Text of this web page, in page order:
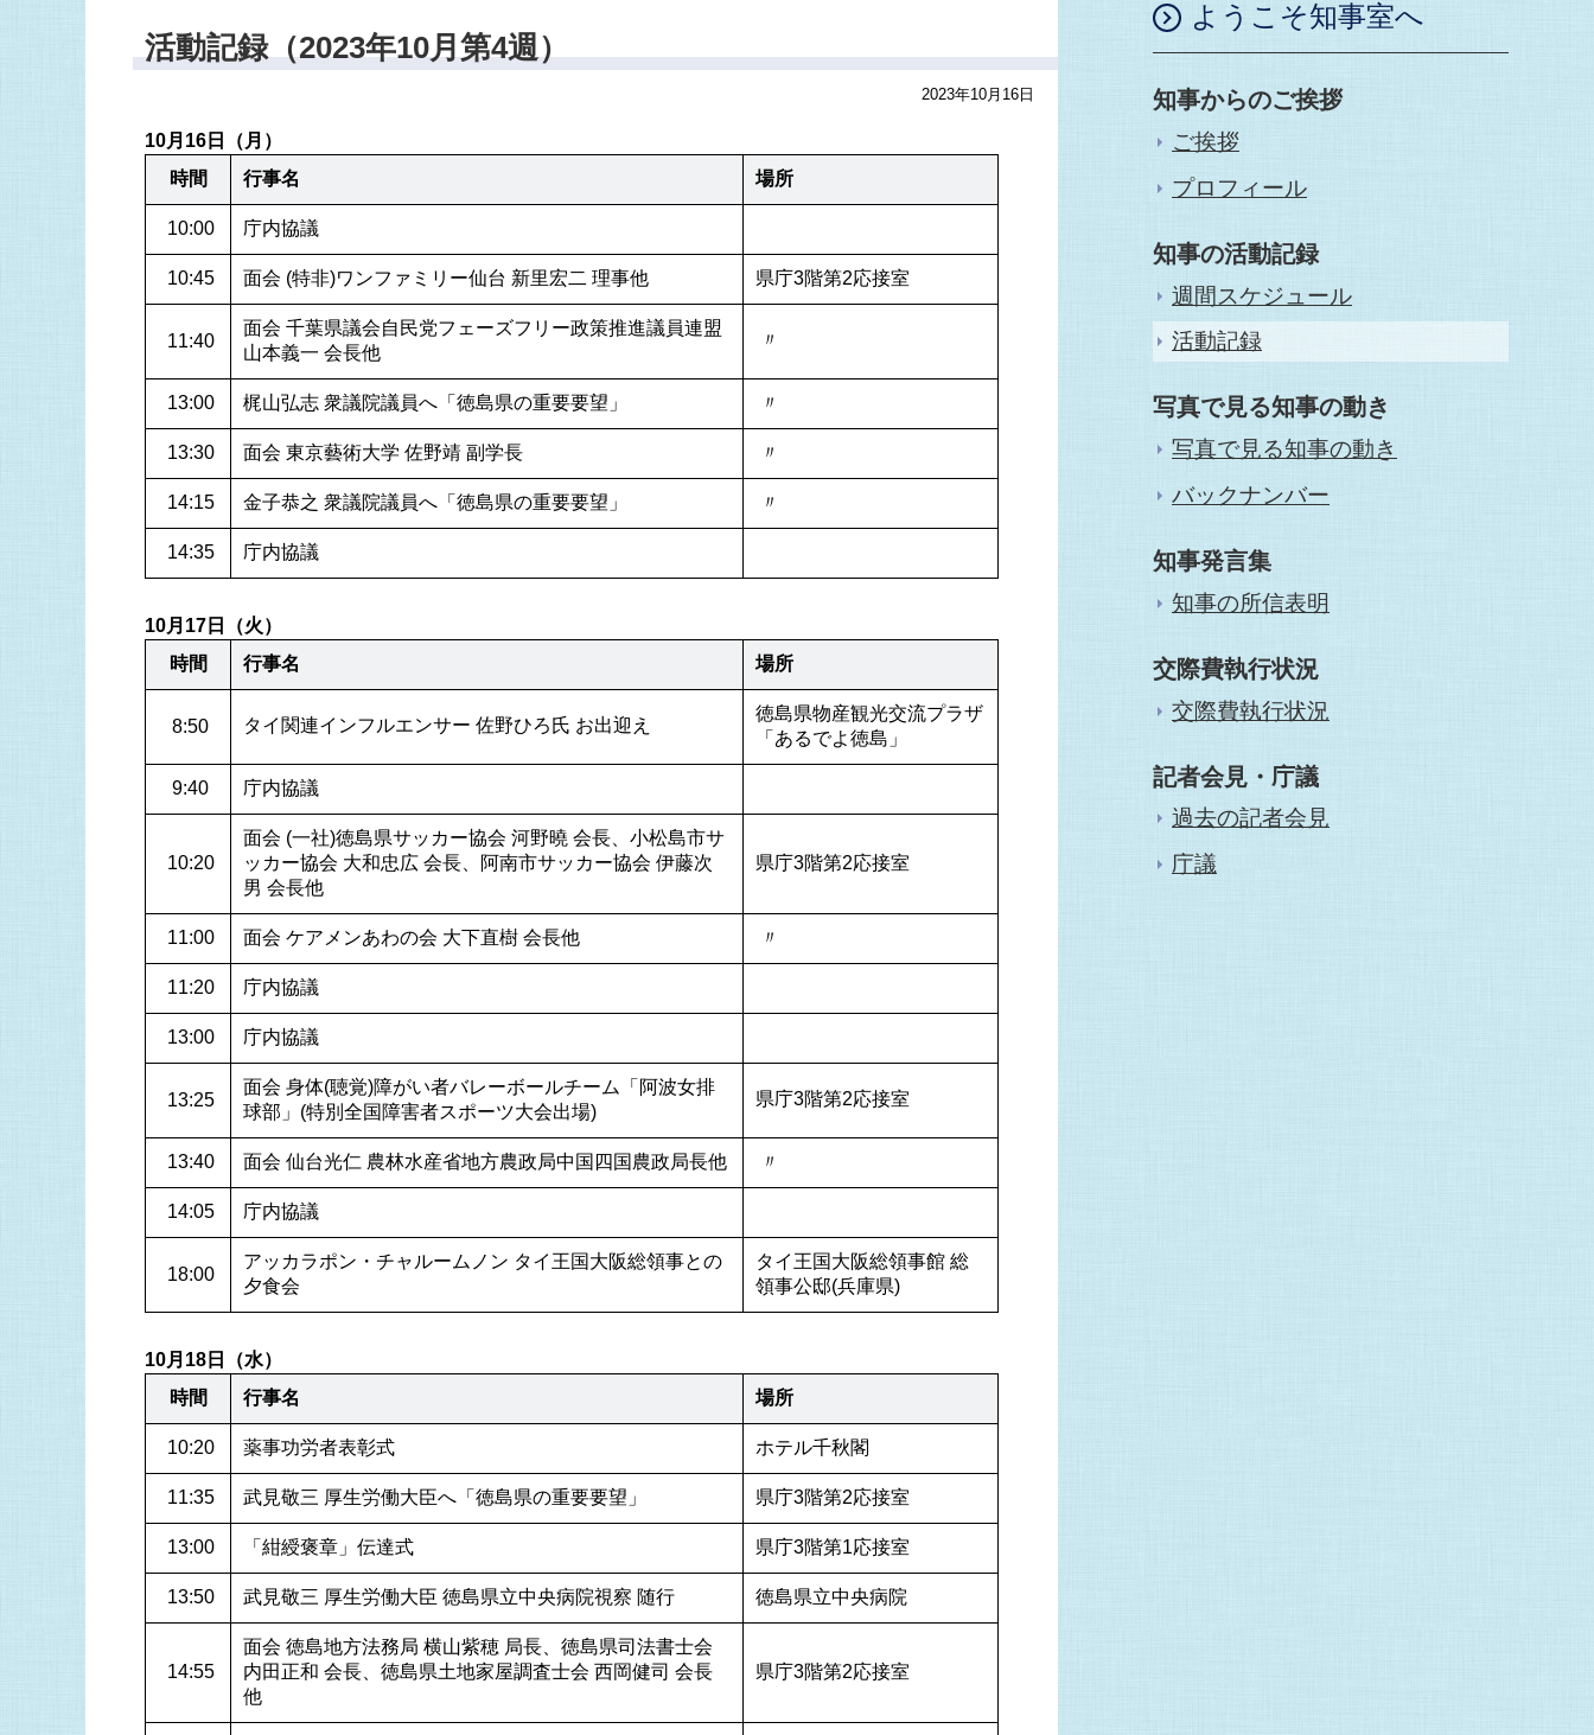
活動記録（2023年10月第4週）
2023年10月16日
10月16日（月）
時間
行事名 場所
10:00 庁内協議
10:45 面会 (特非)ワンファミリー仙台 新里宏二 理事他 県庁3階第2応接室
11:40
面会 千葉県議会自民党フェーズフリー政策推進議員連盟
山本義一 会長他
〃
13:00 梶山弘志 衆議院議員へ「徳島県の重要要望」 〃
13:30 面会 東京藝術大学 佐野靖 副学長 〃
14:15 金子恭之 衆議院議員へ「徳島県の重要要望」 〃
14:35 庁内協議
10月17日（火）
時間
行事名 場所
8:50 タイ関連インフルエンサー 佐野ひろ氏 お出迎え
徳島県物産観光交流プラザ
「あるでよ徳島」
9:40 庁内協議
10:20
面会 (一社)徳島県サッカー協会 河野曉 会長、小松島市サ
ッカー協会 大和忠広 会長、阿南市サッカー協会 伊藤次
男 会長他
県庁3階第2応接室
11:00 面会 ケアメンあわの会 大下直樹 会長他 〃
11:20 庁内協議
13:00 庁内協議
13:25
面会 身体(聴覚)障がい者バレーボールチーム「阿波女排
球部」(特別全国障害者スポーツ大会出場)
県庁3階第2応接室
13:40 面会 仙台光仁 農林水産省地方農政局中国四国農政局長他 〃
14:05 庁内協議
18:00
アッカラポン・チャルームノン タイ王国大阪総領事との
夕食会
タイ王国大阪総領事館 総
領事公邸(兵庫県)
10月18日（水）
時間
行事名 場所
10:20 薬事功労者表彰式 ホテル千秋閣
11:35 武見敬三 厚生労働大臣へ「徳島県の重要要望」 県庁3階第2応接室
13:00 「紺綬褒章」伝達式 県庁3階第1応接室
13:50 武見敬三 厚生労働大臣 徳島県立中央病院視察 随行 徳島県立中央病院
14:55
面会 徳島地方法務局 横山紫穂 局長、徳島県司法書士会
内田正和 会長、徳島県土地家屋調査士会 西岡健司 会長
他
県庁3階第2応接室
ようこそ知事室へ
知事からのご挨拶
ご挨拶
プロフィール
知事の活動記録
週間スケジュール
活動記録
写真で見る知事の動き
写真で見る知事の動き
バックナンバー
知事発言集
知事の所信表明
交際費執行状況
交際費執行状況
記者会見・庁議
過去の記者会見
庁議